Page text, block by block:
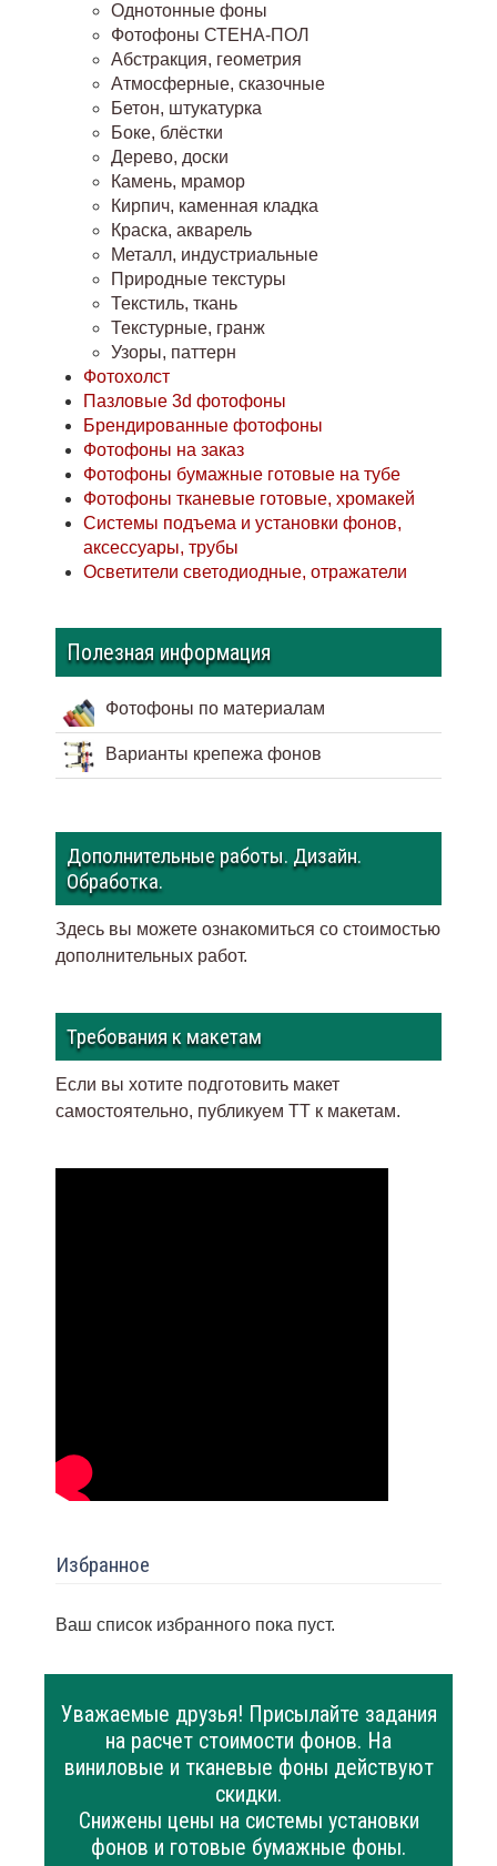
Однотонные фоны
Фотофоны СТЕНА-ПОЛ
Абстракция, геометрия
Атмосферные, сказочные
Бетон, штукатурка
Боке, блёстки
Дерево, доски
Камень, мрамор
Кирпич, каменная кладка
Краска, акварель
Металл, индустриальные
Природные текстуры
Текстиль, ткань
Текстурные, гранж
Узоры, паттерн
Фотохолст
Пазловые 3d фотофоны
Брендированные фотофоны
Фотофоны на заказ
Фотофоны бумажные готовые на тубе
Фотофоны тканевые готовые, хромакей
Системы подъема и установки фонов,
аксессуары, трубы
Осветители светодиодные, отражатели
Полезная информация
Фотофоны по материалам
Варианты крепежа фонов
Дополнительные работы. Дизайн.
Обработка.
Здесь вы можете ознакомиться со стоимостью
дополнительных работ.
Требования к макетам
Если вы хотите подготовить макет
самостоятельно, публикуем ТТ к макетам.
Избранное
Ваш список избранного пока пуст.
Уважаемые друзья! Присылайте задания
на расчет стоимости фонов. На
виниловые и тканевые фоны действуют
скидки.
Снижены цены на системы установки
фонов и готовые бумажные фоны.